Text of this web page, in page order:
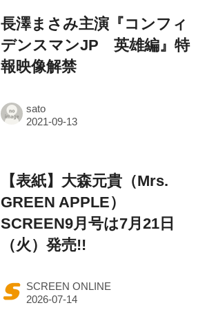
長澤まさみ主演『コンフィ
デンスマンJP 英雄編』特
報映像解禁
sato
【表紙】大森元貴（Mrs.
GREEN APPLE）
SCREEN9月号は7月21日
（火）発売!!
SCREEN ONLINE